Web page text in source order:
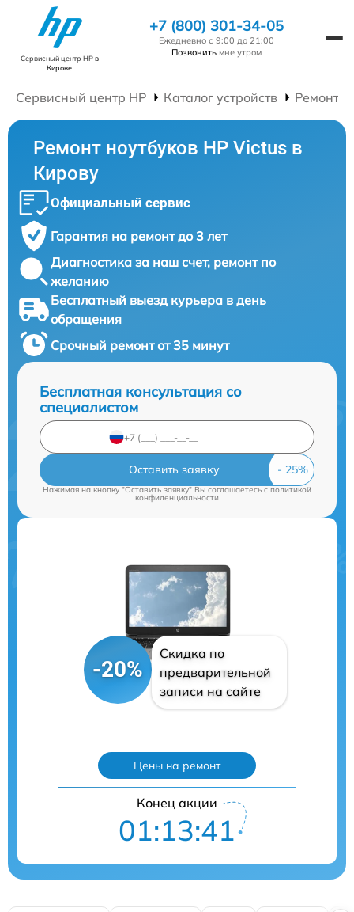
Сервисный центр HPв
Кирове
+7 (800) 301-34-05
Ежедневно с 9:00 до 21:00
Позвонить мне утром
Сервисный центр HP Каталог устройств Ремонт
Ремонт ноутбуков HP Victus в
Кирову
Официальный сервис
Гарантия на ремонт до 3 лет
Диагностика за наш счет, ремонт по
желанию
Бесплатный выезд курьера в день
обращения
Срочный ремонт от 35 минут
Бесплатная консультация со
специалистом
Оставить заявку
Нажимая на кнопку "Оставить заявку" Вы соглашаетесь cполитикой
конфиденциальности
-20%
Скидка по
предварительной
записи на сайте
Цены на ремонт
Конец акции
01:13:41